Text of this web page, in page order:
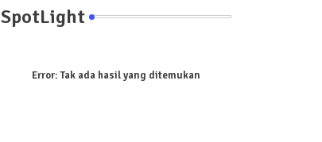
SpotLight
Error:Tak ada hasil yang ditemukan